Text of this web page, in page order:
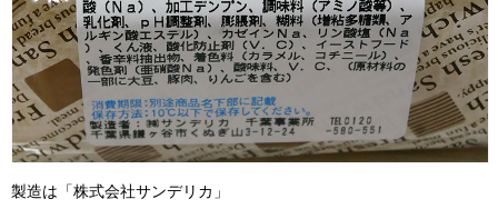
製造は「株式会社サンデリカ」